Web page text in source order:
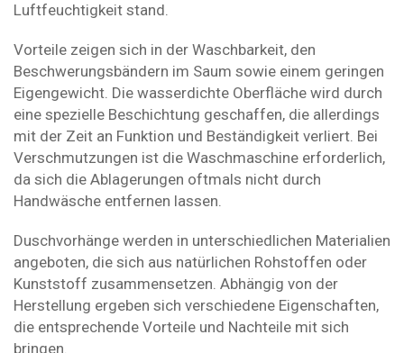
Luftfeuchtigkeit stand.
Vorteile zeigen sich in der Waschbarkeit, den
Beschwerungsbändern im Saum sowie einem geringen
Eigengewicht. Die wasserdichte Oberfläche wird durch
eine spezielle Beschichtung geschaffen, die allerdings
mit der Zeit an Funktion und Beständigkeit verliert. Bei
Verschmutzungen ist die Waschmaschine erforderlich,
da sich die Ablagerungen oftmals nicht durch
Handwäsche entfernen lassen.
Duschvorhänge werden in unterschiedlichen Materialien
angeboten, die sich aus natürlichen Rohstoffen oder
Kunststoff zusammensetzen. Abhängig von der
Herstellung ergeben sich verschiedene Eigenschaften,
die entsprechende Vorteile und Nachteile mit sich
bringen.